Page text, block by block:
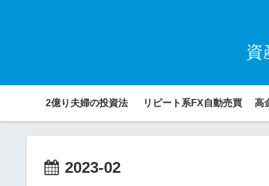
資
2億り夫婦の投資法 リピート系FX自動売買 高
2023-02